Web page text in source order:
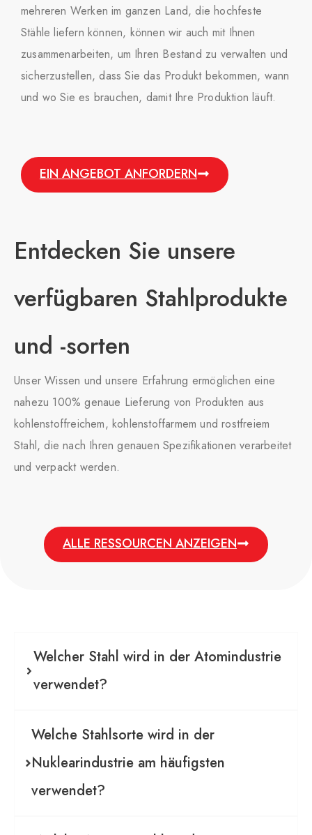
mehreren Werken im ganzen Land, die hochfeste
Stähle liefern können, können wir auch mit Ihnen
zusammenarbeiten, um Ihren Bestand zu verwalten und
sicherzustellen, dass Sie das Produkt bekommen, wann
und wo Sie es brauchen, damit Ihre Produktion läuft.
EIN ANGEBOT ANFORDERN
Entdecken Sie unsere
verfügbaren Stahlprodukte
und -sorten
Unser Wissen und unsere Erfahrung ermöglichen eine
nahezu 100% genaue Lieferung von Produkten aus
kohlenstoffreichem, kohlenstoffarmem und rostfreiem
Stahl, die nach Ihren genauen Spezifikationen verarbeitet
und verpackt werden.
ALLE RESSOURCEN ANZEIGEN
Welcher Stahl wird in der Atomindustrie
verwendet?
Welche Stahlsorte wird in der
Nuklearindustrie am häufigsten
verwendet?